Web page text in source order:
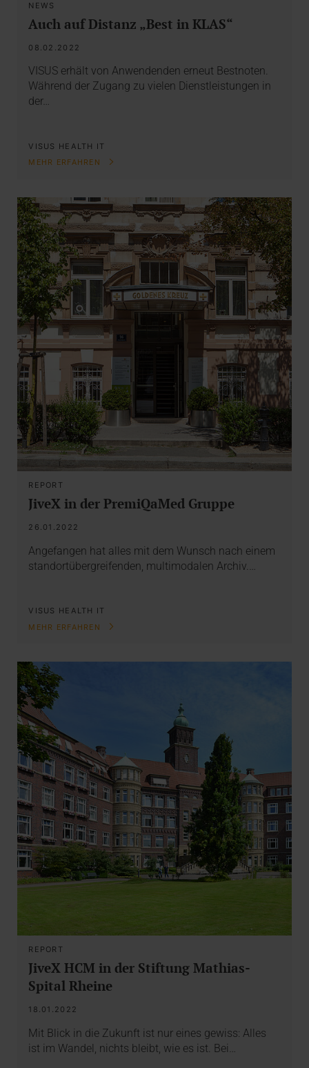
NEWS
Auch auf Distanz „Best in KLAS“
08.02.2022
VISUS erhält von Anwendenden erneut Bestnoten.
Während der Zugang zu vielen Dienstleistungen in
der…
VISUS HEALTH IT
MEHR ERFAHREN
REPORT
JiveX in der PremiQaMed Gruppe
26.01.2022
Angefangen hat alles mit dem Wunsch nach einem
standortübergreifenden, multimodalen Archiv.…
VISUS HEALTH IT
MEHR ERFAHREN
REPORT
JiveX HCM in der Stiftung Mathias-
Spital Rheine
18.01.2022
Mit Blick in die Zukunft ist nur eines gewiss: Alles
ist im Wandel, nichts bleibt, wie es ist. Bei…